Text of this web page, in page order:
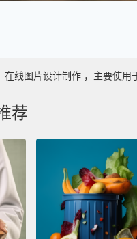
线图片设计制作 ，主要使
荐